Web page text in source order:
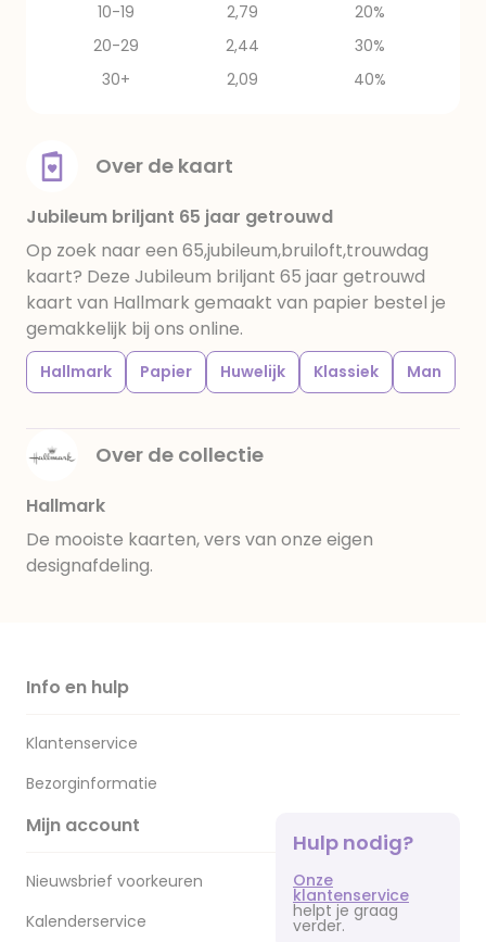
10-19
2,79
20%
20-29
2,44
30%
30+
2,09 40%
Over de kaart
Jubileum briljant 65 jaar getrouwd
Op zoek naar een 65,jubileum,bruiloft,trouwdag
kaart? Deze Jubileum briljant 65 jaar getrouwd
kaart van Hallmark gemaakt van papier bestel je
gemakkelijk bij ons online.
Hallmark Papier Huwelijk Klassiek Man
Over de collectie
Hallmark
De mooiste kaarten, vers van onze eigen
designafdeling.
Info en hulp
Klantenservice
Bezorginformatie
Mijn account
Nieuwsbrief voorkeuren
Kalenderservice
Hulp nodig?
Onze
klantenservice
helpt je graag
verder.